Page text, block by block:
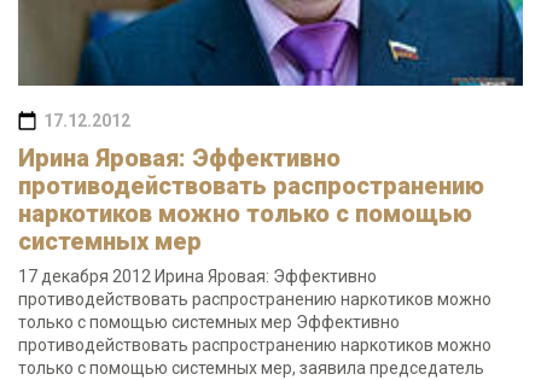
17.12.2012
Ирина Яровая: Эффективно
противодействовать распространению
наркотиков можно только с помощью
системных мер
17 декабря 2012 Ирина Яровая: Эффективно
противодействовать распространению наркотиков можно
только с помощью системных мер Эффективно
противодействовать распространению наркотиков можно
только с помощью системных мер, заявила председатель